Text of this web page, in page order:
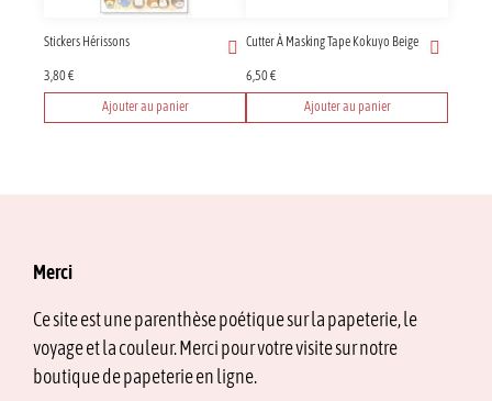
Stickers Hérissons
3,80€
Ajouter au panier
Cutter À Masking Tape Kokuyo Beige
6,50€
Ajouter au panier
Merci
Ce site est une parenthèse poétique sur la papeterie, le
voyage et la couleur. Merci pour votre visite sur notre
boutique de papeterie en ligne.